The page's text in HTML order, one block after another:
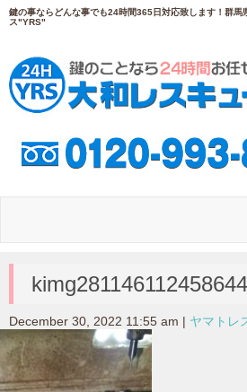
鍵の事ならどんな事でも24時間365日対応致します！群馬
ス"YRS"
December 30, 2022 11:55 am ヤマトレ